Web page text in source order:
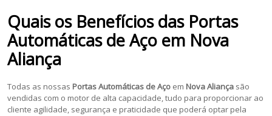
Quais os Benefícios das Portas
Automáticas de Aço em Nova
Aliança
Todas as nossas Portas Automáticas de Aço em Nova Aliança são
vendidas com o motor de alta capacidade, tudo para proporcionar ao
cliente agilidade, segurança e praticidade que poderá optar pela